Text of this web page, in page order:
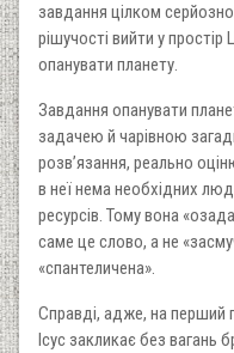
завдання цілком
рішучості вийти у
опанувати планету.
Завдання опанувати
задачею й чарівною
розв’язання, реально
в неї нема необхідних
ресурсів. Тому вона
саме це слово, а не
«спантеличена».
Справді, адже, на перший
Ісус закликає без вагань